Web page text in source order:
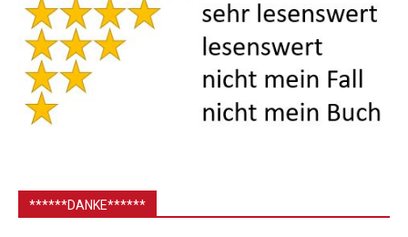
******DANKE******